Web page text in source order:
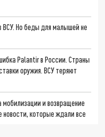
ВСУ. Но беды для малышей не
Palantir в России. Страны
оружия. ВСУ теряют
мобилизации и возвращение
которые ждали все